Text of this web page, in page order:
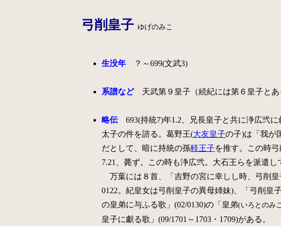
弓削皇子 ゆげのみこ
生没年 ？～699(文武3)
系譜など天武第９皇子（続紀には第６皇子とあ
略伝693(持統7)年1.2、兄長皇子と共に浄広弐に
太子の件を諮る。葛野王(大友皇子の子)は「我が
だとして、暗に持統の孫軽王子を推す。この時
7.21、薨ず。この時も浄広弐。大石王らを派遣
万葉には８首、「吉野の宮に幸しし時、弓削皇
0122。紀皇女は弓削皇子の異母姉妹)、「弓削皇
の皇弟に与ふる歌」(02/0130)の「皇弟(いろとのみ
皇子に獻る歌」(09/1701～1703・1709)がある。